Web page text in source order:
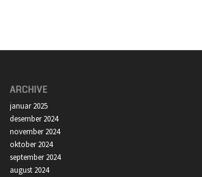
ARCHIVE
januar 2025
desember 2024
november 2024
oktober 2024
september 2024
august 2024